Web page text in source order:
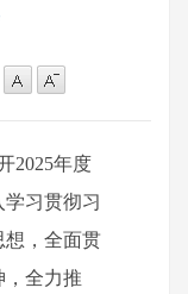
2025年度
习贯彻习
想，全面贯
，全力推